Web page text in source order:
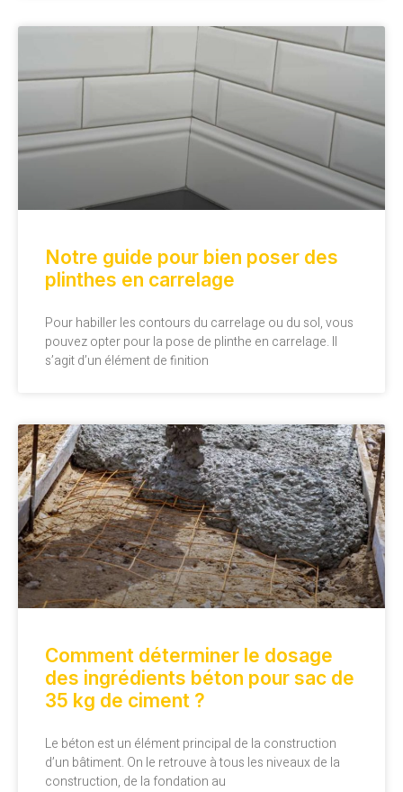
Notre guide pour bien poser des
plinthes en carrelage
Pour habiller les contours du carrelage ou du sol, vous
pouvez opter pour la pose de plinthe en carrelage. Il
s’agit d’un élément de finition
Comment déterminer le dosage
des ingrédients béton pour sac de
35 kg de ciment ?
Le béton est un élément principal de la construction
d’un bâtiment. On le retrouve à tous les niveaux de la
construction, de la fondation au